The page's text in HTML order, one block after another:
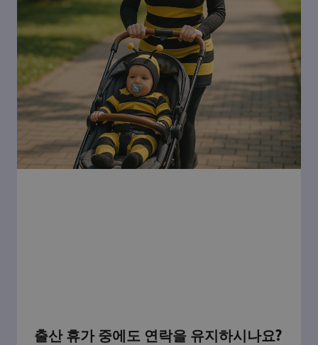
출산 휴가 중에도 연락을 유지하시나요?